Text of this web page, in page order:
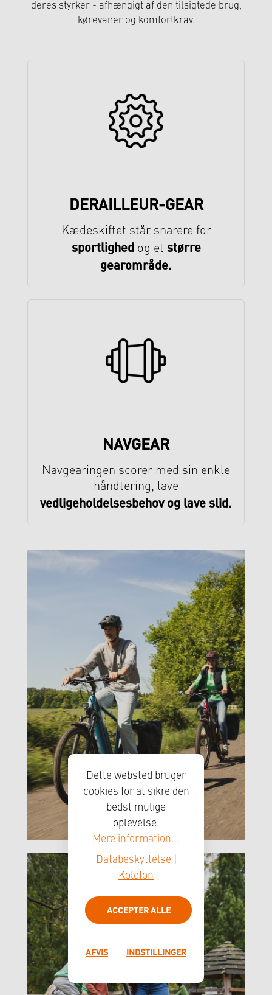
deres styrker - afhængigt af den tilsigtede brug,
kørevaner og komfortkrav.
DERAILLEUR-GEAR
Kædeskiftet står snarere for
sportlighedog et større
gearområde.
NAVGEAR
Navgearingen scorer med sin enkle
håndtering, lave
vedligeholdelsesbehov og lave slid.
Dette websted bruger
cookies for at sikre den
bedst mulige
oplevelse.
Mere information...
Databeskyttelse
Kolofon
ACCEPTER ALLE
AFVIS INDSTILLINGER